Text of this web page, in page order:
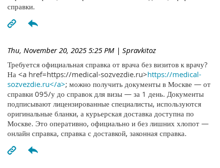
справки.
Thu, November 20, 2025 5:25 PM | Spravkitoz
Требуется официальная справка от врача без визитов к врачу?
На <a href=https://medical-sozvezdie.ru>https://medical-
sozvezdie.ru</a>; можно получить документы в Москве — от
справки 095/у до справок для визы — за 1 день. Документы
подписывают лицензированные специалисты, используются
оригинальные бланки, а курьерская доставка доступна по
Москве. Это оперативно, официально и без лишних хлопот —
онлайн справка, справка с доставкой, законная справка.